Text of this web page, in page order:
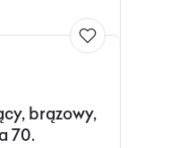
brązowy,
70.